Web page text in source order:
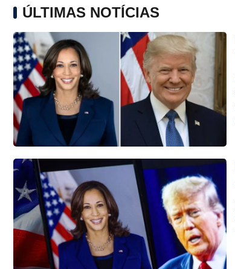
ÚLTIMAS NOTÍCIAS